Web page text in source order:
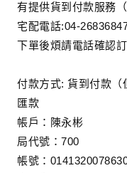
有提供貨到付款服務
宅配電話:04-
下單後煩請電話確認
付款方式: 貨到付款（
匯款
帳戶：陳永彬
局代號：700
帳號：